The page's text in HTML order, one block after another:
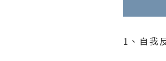
1、自我